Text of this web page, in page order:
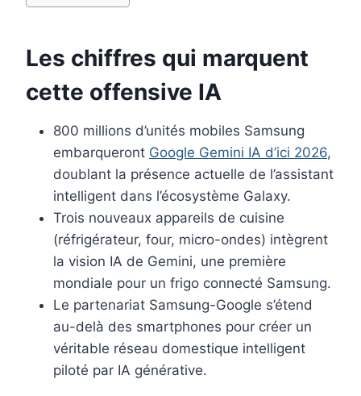
Les chiffres qui marquent
cette offensive IA
800 millions d’unités mobiles Samsung
embarqueront Google Gemini IA d’ici 2026,
doublant la présence actuelle de l’assistant
intelligent dans l’écosystème Galaxy.
Trois nouveaux appareils de cuisine
(réfrigérateur, four, micro-ondes) intègrent
la vision IA de Gemini, une première
mondiale pour un frigo connecté Samsung.
Le partenariat Samsung-Google s’étend
au-delà des smartphones pour créer un
véritable réseau domestique intelligent
piloté par IA générative.